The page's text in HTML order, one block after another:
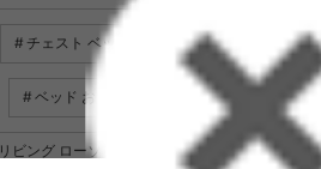
チェスト ベッド ソファ l字型
ベッド おしゃれ 白
リビング ローソファ